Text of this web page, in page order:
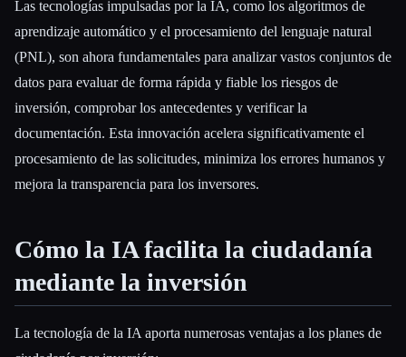
Las tecnologías impulsadas por la IA, como los algoritmos de
aprendizaje automático y el procesamiento del lenguaje natural
(PNL), son ahora fundamentales para analizar vastos conjuntos de
datos para evaluar de forma rápida y fiable los riesgos de
inversión, comprobar los antecedentes y verificar la
documentación. Esta innovación acelera significativamente el
procesamiento de las solicitudes, minimiza los errores humanos y
mejora la transparencia para los inversores.
Cómo la IA facilita la ciudadanía
mediante la inversión
La tecnología de la IA aporta numerosas ventajas a los planes de